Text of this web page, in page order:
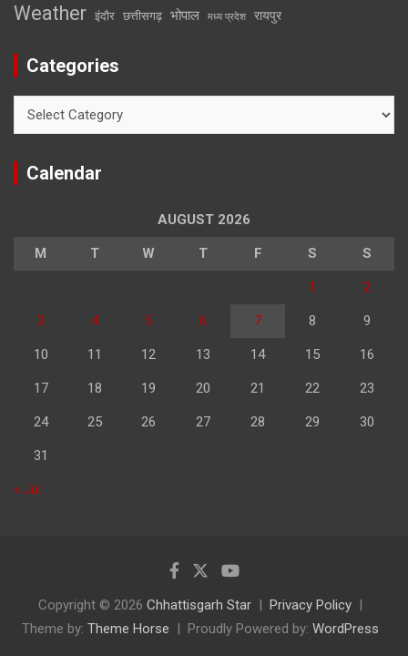
Weather इंदौर छत्तीसगढ़ भोपाल मध्य प्रदेश रायपुर
Categories
Calendar
AUGUST 2026
M T W T F S S
1 2
3 4 5 6 7 8 9
10 11 12 13 14 15 16
17 18 19 20 21 22 23
24 25 26 27 28 29 30
31
« Jul
Copyright © 2026 Chhattisgarh Star
Privacy Policy
Theme by: Theme Horse Proudly Powered by: WordPress